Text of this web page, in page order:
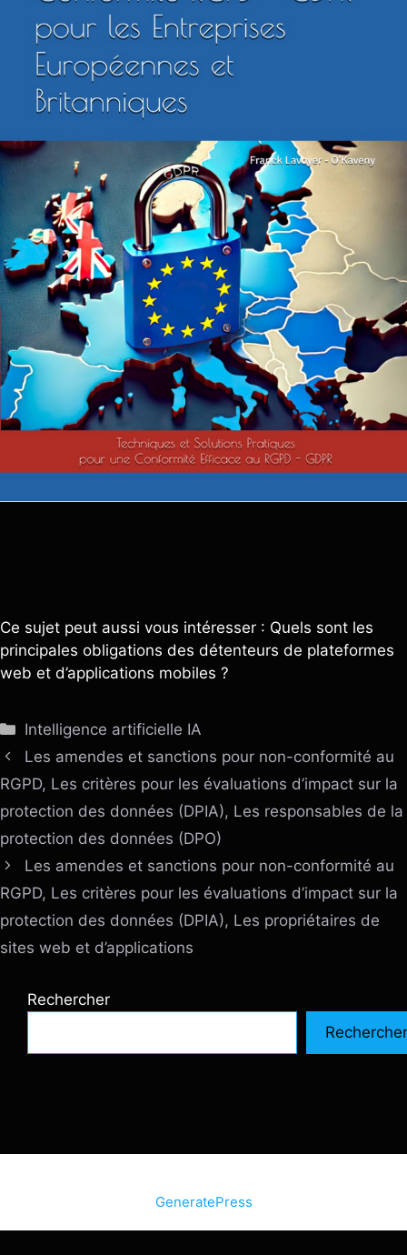
Ce sujet peut aussi vous intéresser : Quels sont les
principales obligations des détenteurs de plateformes
web et d’applications mobiles ?
Catégories
Intelligence artificielle IA
Les amendes et sanctions pour non-conformité au
RGPD, Les critères pour les évaluations d’impact sur la
protection des données (DPIA), Les responsables de la
protection des données (DPO)
Les amendes et sanctions pour non-conformité au
RGPD, Les critères pour les évaluations d’impact sur la
protection des données (DPIA), Les propriétaires de
sites web et d’applications
Rechercher
Rechercher
GeneratePress